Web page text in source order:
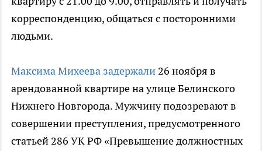
корреспонденцию, общаться с посторонними
людьми.
Максима Михеева задержали 26 ноября в
арендованной квартире на улице Белинского
Нижнего Новгорода. Мужчину подозревают в
совершении преступления, предусмотренного
статьей 286 УК РФ «Превышение должностных